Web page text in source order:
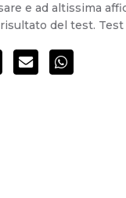
e ad altissima
del test.